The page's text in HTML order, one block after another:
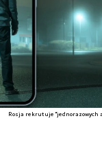
Rosja rekrutuje "jednorazowych